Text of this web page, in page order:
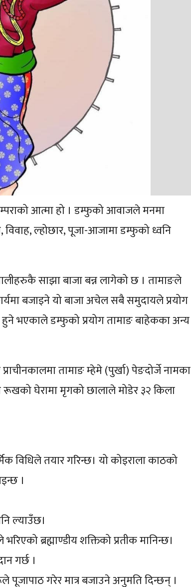
आत्मा हो । डम्फुको आवाजले मनमा
विवाह, ल्होछार, पूजा-आजामा डम्फुको ध्वनि
साझा बाजा बन्न लागेको छ । तामाङले
बजाइने यो बाजा अचेल सबै समुदायले प्रयोग
हुने भएकाले डम्फुको प्रयोग तामाङ बाहेकका अन्य
तामाङ म्हेमे (पुर्खा) पेङदोर्जे नामका
रूखको घेरामा मृगको छालाले मोडेर ३२ किला
विधिले तयार गरिन्छ। यो कोइराला काठको
।
ल्याउँछ।
ब्रह्माण्डीय शक्तिको प्रतीक मानिन्छ।
गर्छ ।
पूजापाठ गरेर मात्र बजाउने अनुमति दिन्छन् ।